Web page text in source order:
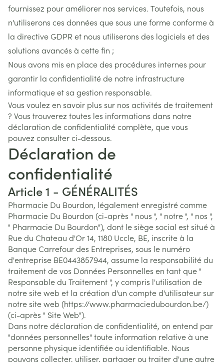
fournissez pour améliorer nos services. Toutefois, nous
n'utiliserons ces données que sous une forme conforme à
la directive GDPR et nous utiliserons des logiciels et des
solutions avancés à cette fin ;
Nous avons mis en place des procédures internes pour
garantir la confidentialité de notre infrastructure
informatique et sa gestion responsable.
Vous voulez en savoir plus sur nos activités de traitement
? Vous trouverez toutes les informations dans notre
déclaration de confidentialité complète, que vous
pouvez consulter ci-dessous.
Déclaration de
confidentialité
Article 1 - GÉNÉRALITÉS
Pharmacie Du Bourdon, légalement enregistré comme
Pharmacie Du Bourdon (ci-après " nous ", " notre ", " nos ",
" Pharmacie Du Bourdon"), dont le siège social est situé à
Rue du Chateau d'Or 14, 1180 Uccle, BE, inscrite à la
Banque Carrefour des Entreprises, sous le numéro
d'entreprise BE0443857944, assume la responsabilité du
traitement de vos Données Personnelles en tant que "
Responsable du Traitement ", y compris l'utilisation de
notre site web et la création d'un compte d'utilisateur sur
notre site web (https://www.pharmaciedubourdon.be/)
(ci-après " Site Web").
Dans notre déclaration de confidentialité, on entend par
"données personnelles" toute information relative à une
personne physique identifiée ou identifiable. Nous
pouvons collecter, utiliser, partager ou traiter d'une autre